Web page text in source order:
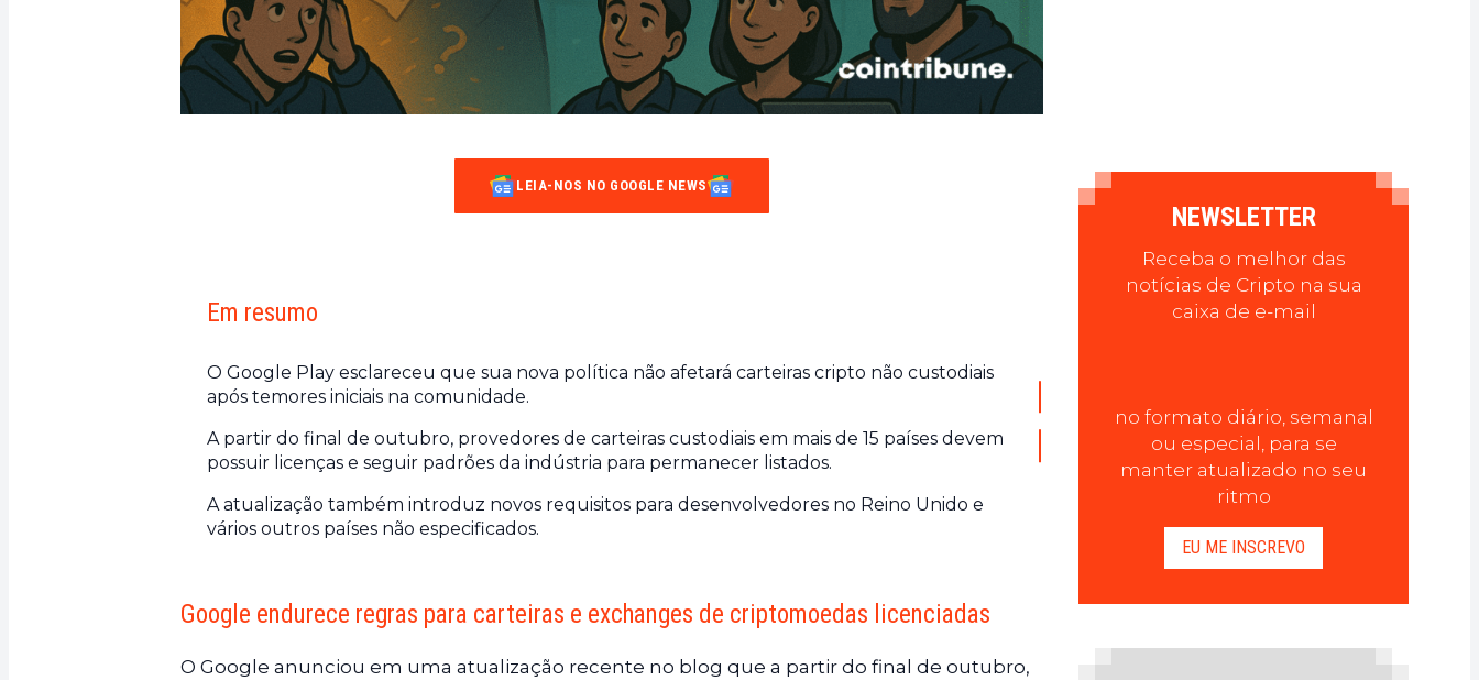
LEIA-NOS NO GOOGLE NEWS
Em resumo
O Google Play esclareceu que sua nova política não afetará carteiras cripto não custodiais
após temores iniciais na comunidade.
A partir do final de outubro, provedores de carteiras custodiais em mais de 15 países devem
possuir licenças e seguir padrões da indústria para permanecer listados.
A atualização também introduz novos requisitos para desenvolvedores no Reino Unido e
vários outros países não especificados.
Google endurece regras para carteiras e exchanges de criptomoedas licenciadas
O Google anunciou em uma atualização recente no blog que a partir do final de outubro,
NEWSLETTER
Receba o melhor das
notícias de Cripto na sua
caixa de e-mail
no formato diário, semanal
ou especial, para se
manter atualizado no seu
ritmo
EU ME INSCREVO